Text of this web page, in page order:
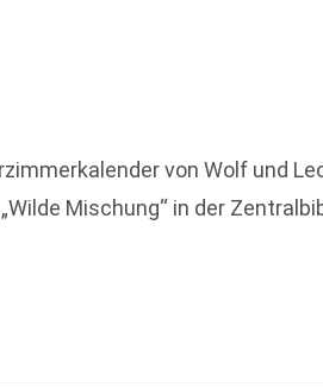
von Wolf und
Mischung“ in der